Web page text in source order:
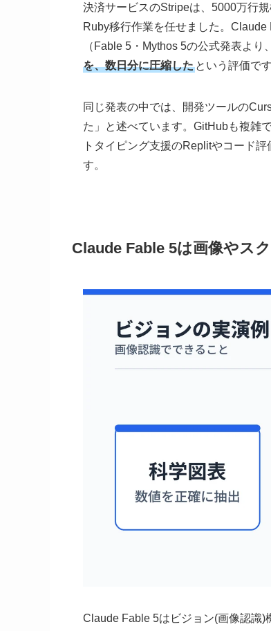
決済サービスのStripeは、5000万行
Ruby移行作業を任せました。
（Fable 5・Mythos 5の公式発表より、
を、数日分に圧縮した という評価です
同じ発表の中では、開発ツールの
た」と述べています。GitHubも複雑
トタイピング支援のReplitやコード
す。
Claude Fable 5は画像やス
Claude Fable 5はビジョン(画像認識)